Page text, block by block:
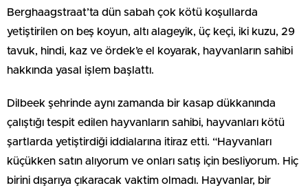
Berghaagstraat’ta dün sabah çok kötü koşullarda
yetiştirilen on beş koyun, altı alageyik, üç keçi, iki kuzu, 29
tavuk, hindi, kaz ve ördek’e el koyarak, hayvanların sahibi
hakkında yasal işlem başlattı.
Dilbeek şehrinde aynı zamanda bir kasap dükkanında
çalıştığı tespit edilen hayvanların sahibi, hayvanları kötü
şartlarda yetiştirdiği iddialarına itiraz etti. “Hayvanları
küçükken satın alıyorum ve onları satış için besliyorum. Hiç
birini dışarıya çıkaracak vaktim olmadı. Hayvanlar, bir